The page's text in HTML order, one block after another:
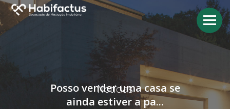
Notícias
Posso vender uma casa se
ainda estiver a pa...